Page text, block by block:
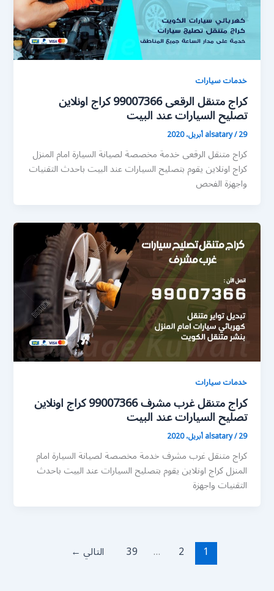
خدمات سيارات
كراج متنقل الرقعى 99007366 كراج اونلاين
تصليح السيارات عند البيت
alsatary/29 أبريل، 2020
كراج متنقل الرقعى خدمة مخصصة لصيانة السيارة امام المنزل
كراج اونلاين يقوم بتصليح السيارات عند البيت باحدث التقنيات
واجهزة الفحص
خدمات سيارات
كراج متنقل غرب مشرف 99007366 كراج اونلاين
تصليح السيارات عند البيت
alsatary/29 أبريل، 2020
كراج متنقل غرب مشرف خدمة مخصصة لصيانة السيارة امام
المنزل كراج اونلاين يقوم بتصليح السيارات عند البيت باحدث
التقنيات واجهزة
1
2
…
39 التالي ←